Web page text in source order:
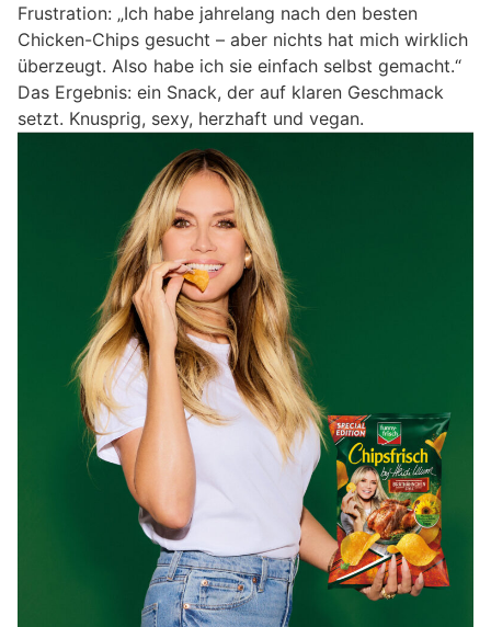
Frustration: „Ich habe jahrelang nach den besten
Chicken-Chips gesucht – aber nichts hat mich wirklich
überzeugt. Also habe ich sie einfach selbst gemacht.“
Das Ergebnis: ein Snack, der auf klaren Geschmack
setzt. Knusprig, sexy, herzhaft und vegan.